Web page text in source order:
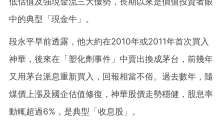
中的典型「現金牛」。
段永平早前透露，他大約在2010年或2011年首次買入
神華，後來在「塑化劑事件」中賣出換成茅台，前幾年
又用茅台派息重新買入，回報相當不俗。過去數年，隨
煤價上漲及國企估值修復，神華股價走勢穩健，股息率
動輒超過6%，是典型「收息股」。